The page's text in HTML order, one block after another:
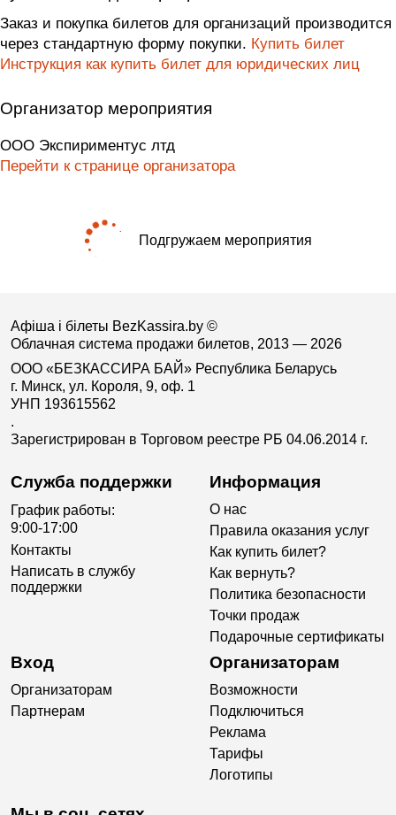
Заказ и покупка билетов для организаций производится
через стандартную форму покупки. Купить билет
Инструкция как купить билет для юридических лиц
Организатор мероприятия
ООО Экспириментус лтд
Перейти к странице организатора
Подгружаем мероприятия
Афіша і білеты BezKassira.by ©
Облачная система продажи билетов, 2013 — 2026
ООО «БЕЗКАССИРА БАЙ» Республика Беларусь
г. Минск, ул. Короля, 9, оф. 1
УНП 193615562
.
Зарегистрирован в Торговом реестре РБ 04.06.2014 г.
Служба поддержки
График работы:
9:00-17:00
Контакты
Написать в службу
поддержки
Информация
О нас
Правила оказания услуг
Как купить билет?
Как вернуть?
Политика безопасности
Точки продаж
Подарочные сертификаты
Вход
Организаторам
Партнерам
Организаторам
Возможности
Подключиться
Реклама
Тарифы
Логотипы